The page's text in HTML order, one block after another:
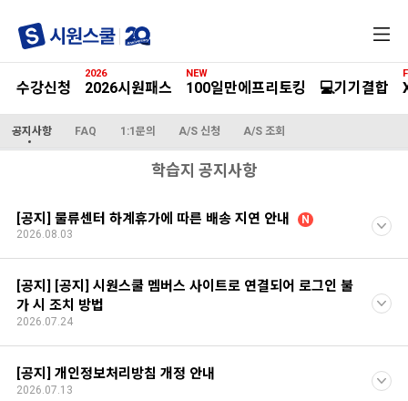
메
수강신청 2026시원패스
2026
100일만에프리토킹
NEW
💻기기결합
공지사항 FAQ 1:1문의 A/S 신청 A/S 조회
학습지 공지사항
[공지] 물류센터 하계휴가에 따른 배송 지연 안내
N
2026.08.03
[공지] [공지] 시원스쿨 멤버스 사이트로 연결되어 로그인 불
가 시 조치 방법
2026.07.24
[공지] 개인정보처리방침 개정 안내
2026.07.13